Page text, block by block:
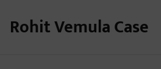
Rohit Vemula Case